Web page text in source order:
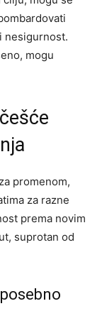
nesigurnost.
mogu
promenom,
za razne
prema novim
suprotan od